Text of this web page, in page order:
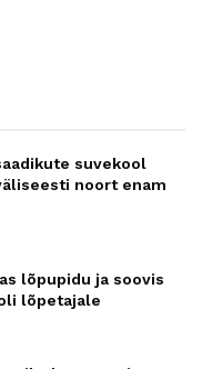
suvekool
noort enam
lõpupidu ja soovis
lõpetajale